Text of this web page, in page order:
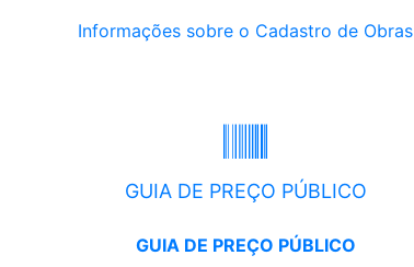
Informações sobre o Cadastro de Obras
GUIA DE PREÇO PÚBLICO
GUIA DE PREÇO PÚBLICO